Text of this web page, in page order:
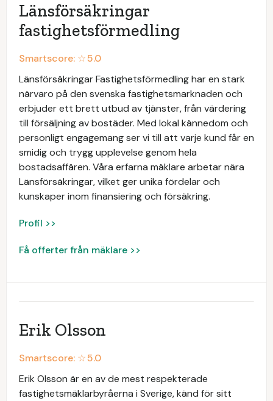
Länsförsäkringar
fastighetsförmedling
Smartscore: ☆5.0
Länsförsäkringar Fastighetsförmedling har en stark
närvaro på den svenska fastighetsmarknaden och
erbjuder ett brett utbud av tjänster, från värdering
till försäljning av bostäder. Med lokal kännedom och
personligt engagemang ser vi till att varje kund får en
smidig och trygg upplevelse genom hela
bostadsaffären. Våra erfarna mäklare arbetar nära
Länsförsäkringar, vilket ger unika fördelar och
kunskaper inom finansiering och försäkring.
Profil >>
Få offerter från mäklare >>
Erik Olsson
Smartscore: ☆5.0
Erik Olsson är en av de mest respekterade
fastighetsmäklarbyråerna i Sverige, känd för sitt